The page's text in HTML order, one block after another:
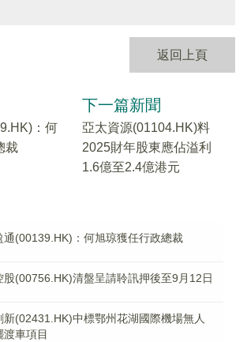
返回上頁
：何
裁
下一篇新聞
亞太資源(01104.HK)料
2025財年股東應佔溢利
1.6億至2.4億港元
通(00139.HK)：何旭琼獲任行政總裁
股(00756.HK)清盤呈請聆訊押後至9月12日
新(02431.HK)中標鄂州花湖國際機場無人
渡車項目